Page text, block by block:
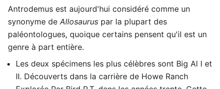
Antrodemus est aujourd'hui considéré comme un
synonyme de Allosaurus par la plupart des
paléontologues, quoique certains pensent qu'il est un
genre à part entière.
Les deux spécimens les plus célèbres sont Big Al I et
II. Découverts dans la carrière de Howe Ranch